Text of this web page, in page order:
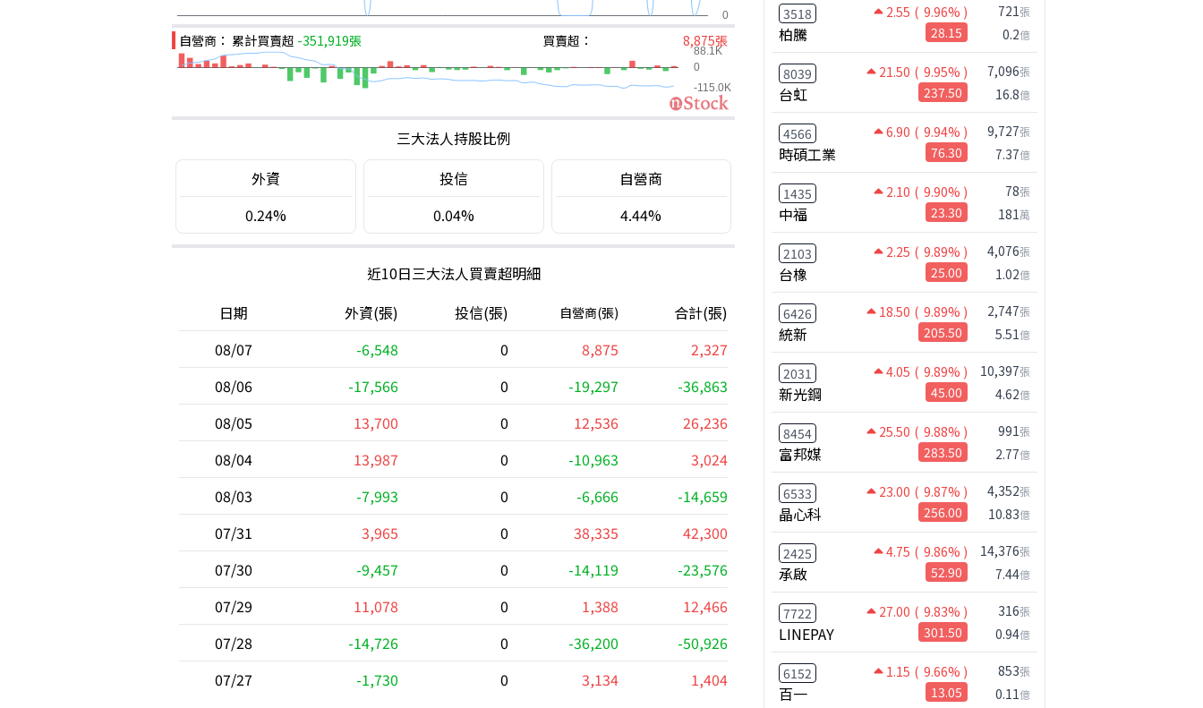
自營商： 累計買賣超 -351,919張 買賣超： 8,875張
三大法人持股比例
外資
0.24%
投信
0.04%
自營商
4.44%
近10日三大法人買賣超明細
日期
外資(張) 投信(張) 自營商(張)
合計(張)
08/07
-6,548 0 8,875
2,327
08/06
-17,566 0 -19,297
-36,863
08/05
13,700 0 12,536
26,236
08/04
13,987 0 -10,963
3,024
08/03
-7,993 0 -6,666
-14,659
07/31
3,965 0 38,335
42,300
07/30
-9,457 0 -14,119
-23,576
07/29
11,078 0 1,388
12,466
07/28
-14,726 0 -36,200
-50,926
07/27
-1,730 0 3,134 1,404
3518 2.55 ( 9.96% )
柏騰 28.15
721張
0.2億
8039 21.50 ( 9.95% )
台虹 237.50
7,096張
16.8億
4566 6.90 ( 9.94% )
時碩工業 76.30
9,727張
7.37億
1435 2.10 ( 9.90% )
中福 23.30
78張
181萬
2103 2.25 ( 9.89% )
台橡 25.00
4,076張
1.02億
6426 18.50 ( 9.89% )
統新 205.50
2,747張
5.51億
2031 4.05 ( 9.89% )
新光鋼 45.00
10,397張
4.62億
8454 25.50 ( 9.88% )
富邦媒 283.50
991張
2.77億
6533 23.00 ( 9.87% )
晶心科 256.00
4,352張
10.83億
2425 4.75 ( 9.86% )
承啟 52.90
14,376張
7.44億
7722 27.00 ( 9.83% )
LINEPAY 301.50
316張
0.94億
6152 1.15 ( 9.66% )
百一 13.05
853張
0.11億